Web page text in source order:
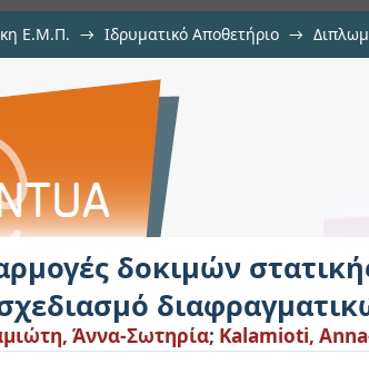
Ε.Μ.Π. → Ιδρυματικό Αποθετήριο →
στατικής
δοκιμών
Άννα-Σωτηρία; Kalamioti,